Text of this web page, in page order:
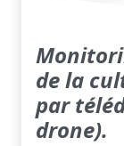
de la
par
drone).